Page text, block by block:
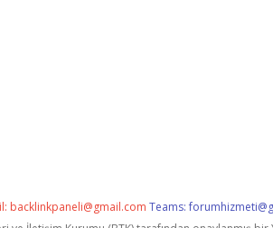
backlinkpaneli@gmail.com Teams: